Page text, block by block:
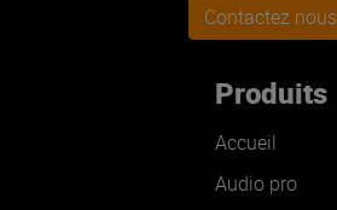
Contactez nous
Produits
Accueil
Audio pro